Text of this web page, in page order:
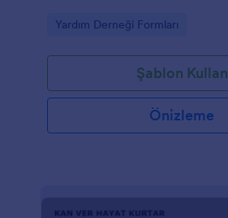
Go to Category:
Yardım Derneği Formları
Şablon Kullan
Önizleme